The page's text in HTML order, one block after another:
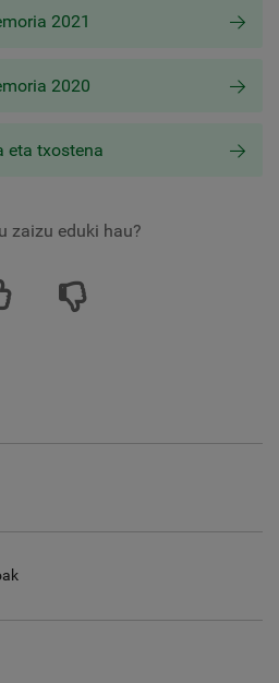
2021
2020
eta txostena
zaizu eduki hau?